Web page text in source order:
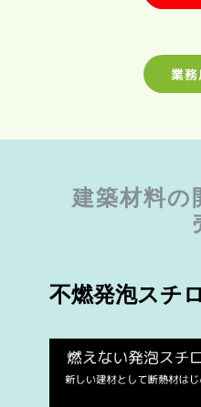
業
建築材料の
不燃発泡スチ